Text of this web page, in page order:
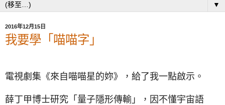
▼
2016年12月15日
我要學「喵喵字」
電視劇集《來自喵喵星的妳》，給了我一點啟示。
薛丁甲博士研究「量子隱形傳輸」，因不懂宇宙語